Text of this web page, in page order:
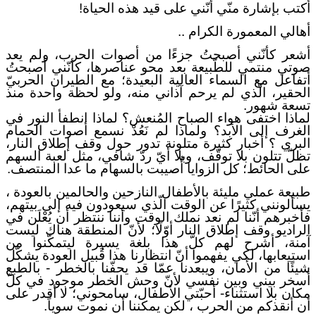
أكتب بإشارة منّي أنّني على قيد هذه الحياة!
أهالي المعمورة الكرام ..
أشعر كأنّني أصبحتُ جزءًا من أصوات الحرب، ولم يعد
صوتي منتمي للطّبيعة بعد محو عناصرها، كأنّني أصبحتُ
أتفاعل مع السماء العالية البعيدة؛ مع الطيران الحربيّ
الحقير، الّذي لم يرحم آذاني منه، ولو لحظة واحدة منذ
تسعة شهور.
لماذا اختفى هواء الصباح المُنعش؟ لماذا انطفأ النور في
الغرف إلى الأبد؟ ولماذا لم نَعُدْ نسمع أصوات الحمام
البري ؟ أخبار كثيرة متلونة تدور حول وقف إطلاق النار،
تظلّ تتلون بلا توقّف، وبلا أيّ ردّ شافي، مثل لعبة السهم
على الحائط؛ كل الزوايا أُصيبت بالسهام ما عدا المنتصف.
طبيعة عملي مليئة بالأطفال النازحين والحالمين بالعودة ،
يسألونني كثيرًا عن الوقت الّذي سيعودون فيه إلى بيتهم،
فأخبرهم أنّنا لم نعد نملك الوقت وأننا ننتظر أن يُعْلَن في
الراديو وقف إطلاق النار أوّلًا؛ لأنّ المنطقة هناك ليست
آمنة، أشرح لهم كلّ هذا بلغة يسيرة ليتمكّنوا من
استيعابها، لكي يفهموا أنّ انتظارنا هذا قُبيل العودة يشكّل
شيئًا من الأمان، ويبعدنا عمّا قد يحفّنا بالخطر - بالطبع
أسخر بيني وبين نفسي لأنّ وحش الخطر موجود في كلّ
مكان بلا استثناء- أحبّتي الأطفال، سامحوني؛ لا أقدر على
أن أنقذكم من الحرب ، لكن يمكننا أن نموت سوياً.